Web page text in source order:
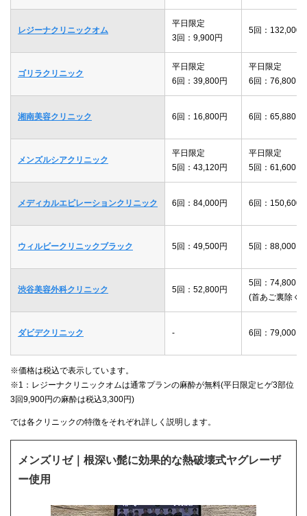
レジーナクリニックオム
平日限定
3回：9,900円
5回：132,000
ゴリラクリニック
平日限定
6回：39,800円
平日限定
6回：76,800円
湘南美容クリニック 6回：16,800円 6回：65,880円
メンズルシアクリニック
平日限定
5回：43,120円
平日限定
5回：61,600円
メディカルエピレーションクリニック 6回：84,000円 6回：150,600
ウィルビークリニックブラック 5回：49,500円 5回：88,000円
渋谷美容外科クリニック 5回：52,800円
5回：74,800円
(首あご裏除く)
ダビデクリニック - 6回：79,000円
※価格は税込で表示しています。
※1：レジーナクリニックオムは通常プランの麻酔が無料(平日限定ヒゲ3部位
3回9,900円の麻酔は税込3,300円)
では各クリニックの特徴をそれぞれ詳しく説明します。
メンズリゼ｜根深い髭に効果的な熱破壊式ヤグレーザ
ー使用